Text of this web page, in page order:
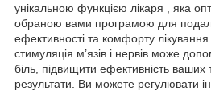
унікальною функцією лікаря , яка
обраною вами програмою для
ефективності та комфорту
стимуляція м’язів і нервів може
біль, підвищити ефективність ваших
результати. Ви можете регулювати